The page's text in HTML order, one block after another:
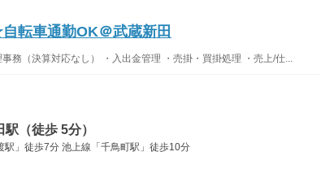
転車通勤OK＠武蔵新田
務（決算対応なし） ・入出金管理 ・売掛・買掛処理 ・売上/仕...
（徒歩 5分）
」徒歩7分 池上線「千鳥町駅」徒歩10分